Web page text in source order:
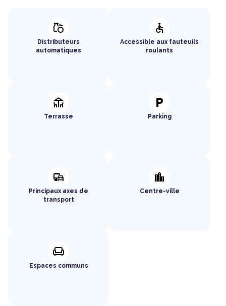
grocery
Distributeurs
automatiques
accessible
Accessible aux fauteuils
roulants
deck
Terrasse
local_parking
Parking
commute
Principaux axes de
transport
location_city
Centre-ville
chair
Espaces communs